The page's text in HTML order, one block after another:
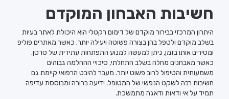
חשיבות האבחון המוקדם
היתרון המרכזי בבירור מוקדם של דימום רקטלי הוא היכולת לאתר בעיות
בשלב מוקדם ולטפל בהן בצורה פשוטה ויעילה יותר. כאשר מאתרים פוליפ
ומסירים אותו בזמן, ניתן למעשה למנוע התפתחות עתידית של סרטן.
כאשר מאבחנים מחלה בשלב התחלתי, סיכויי ההחלמה גבוהים
משמעותית והטיפול לרוב פשוט יותר. מעבר להיבט הרפואי קיימת גם
חשיבות רבה לשקט הנפשי של המטופל. ידיעה ברורה ומבוססת עדיפה
תמיד על אי ודאות ודאגה מתמשכת.